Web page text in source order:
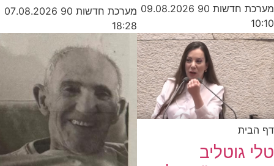
מערכת חדשות 90
09.08.2026
10:10
מערכת חדשות 90
07.08.2026
18:28
דף הבית
טלי גוטליב